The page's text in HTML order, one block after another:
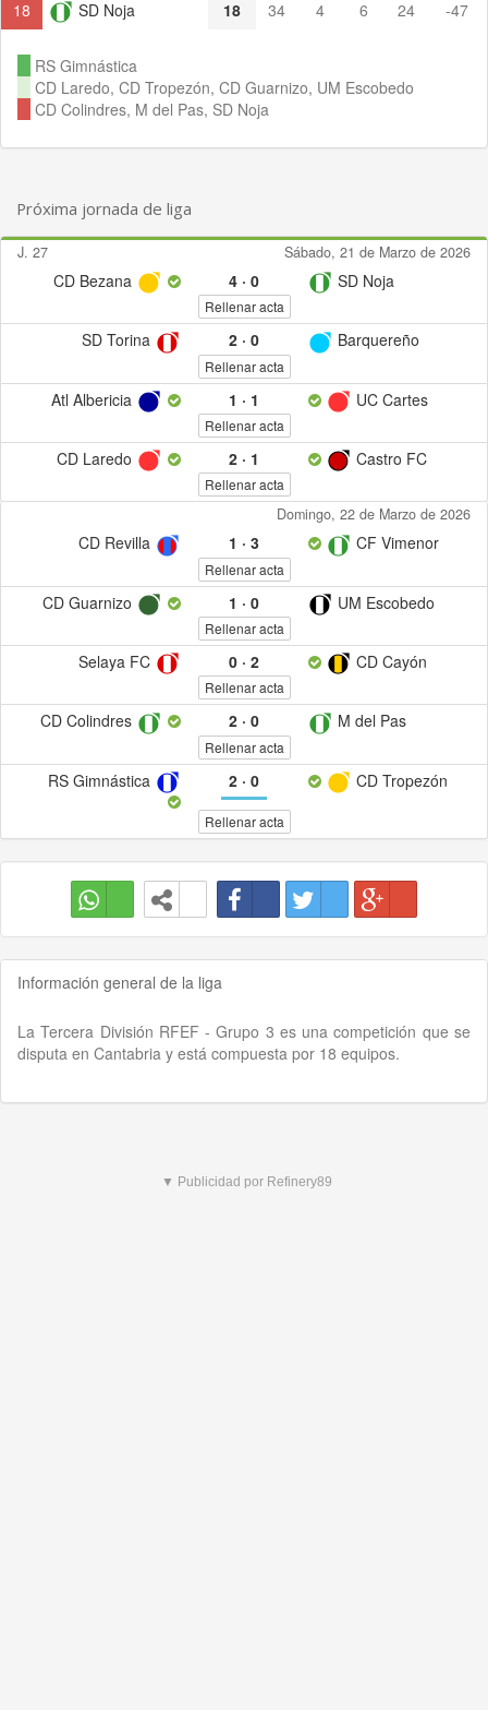
18 SD Noja 18 34 4 6 24 -47
RS Gimnástica
CD Laredo, CD Tropezón, CD Guarnizo, UM Escobedo
CD Colindres, M del Pas, SD Noja
Próxima jornada de liga
J. 27 Sábado, 21 de Marzo de 2026
CD Bezana 4· 0 SD Noja
Rellenar acta
SD Torina 2· 0 Barquereño
Rellenar acta
Atl Albericia 1 · 1 UC Cartes
Rellenar acta
CD Laredo 2· 1 Castro FC
Rellenar acta
Domingo, 22 de Marzo de 2026
CD Revilla 1 · 3 CF Vimenor
Rellenar acta
CD Guarnizo 1 · 0 UM Escobedo
Rellenar acta
Selaya FC 0· 2 CD Cayón
Rellenar acta
CD Colindres 2· 0 M del Pas
Rellenar acta
RS Gimnástica 2· 0 CD Tropezón
Rellenar acta
Información general de la liga
La Tercera División RFEF - Grupo 3 es una competición que se
disputa en Cantabria y está compuesta por 18 equipos.
▼ Publicidad por Refinery89